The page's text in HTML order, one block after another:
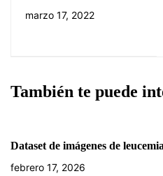
tarántula ibérica
marzo 17, 2022
También te puede
Dataset de imágenes de
febrero 17, 2026